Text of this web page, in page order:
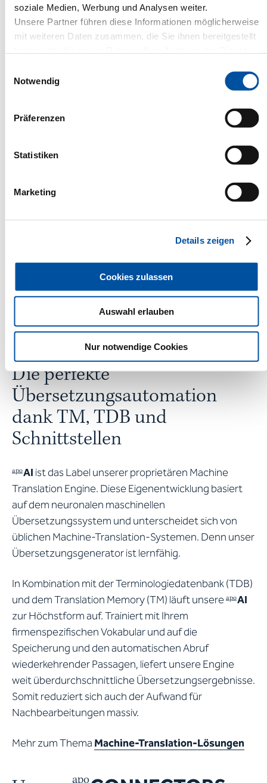
soziale Medien, Werbung und Analysen weiter.
Unsere Partner führen diese Informationen möglicherweise
mit weiteren Daten zusammen, die Sie ihnen bereitgestellt
Notwendig
Präferenzen
Statistiken
Marketing
Details zeigen
Cookies zulassen
Auswahl erlauben
Nur notwendige Cookies
Ihr Sales-Team
+49 4102 235-0 Kontakt
Das richtige IT-Set-up für
individualisierte
Terminologiedatenbankengibt es je nach
Anforderung verschiedene Set-ups. Von Fragen zum
Zusammenarbeit unseres und Ihres Teams bis hin zur
Pflege Ihrer internen Translation Memorys und
Terminologiedatenbanken: Unser Spezialistenteam
unterstützt Sie bei all Ihren Fragen und arbeitet die
für Ihre Firma am besten geeignete Lösung aus.
Die perfekte
Übersetzungsautomation
dank TM, TDB und
Schnittstellen
apoAI ist das Label unserer proprietären Machine
Translation Engine. Diese Eigenentwicklung basiert
auf dem neuronalen maschinellen
Übersetzungssystem und unterscheidet sich von
üblichen Machine-Translation-Systemen. Denn unser
Übersetzungsgenerator ist lernfähig.
In Kombination mit der Terminologiedatenbank (TDB)
und dem Translation Memory (TM) läuft unsere apoAI
zur Höchstform auf. Trainiert mit Ihrem
firmenspezifischen Vokabular und auf die
Speicherung und den automatischen Abruf
wiederkehrender Passagen, liefert unsere Engine
weit überdurchschnittliche Übersetzungsergebnisse.
Somit reduziert sich auch der Aufwand für
Nachbearbeitungen massiv.
Mehr zum Thema Machine-Translation-Lösungen
apo